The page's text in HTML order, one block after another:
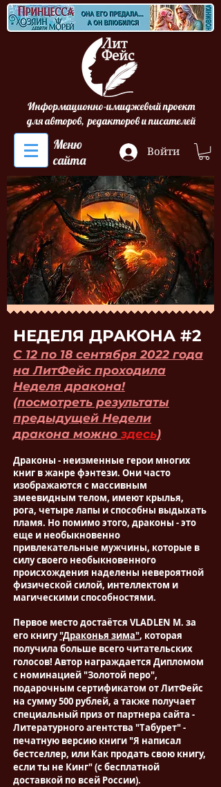
Информационно-имиджевый проект
для авторов, редакторов и писателей
Меню
сайта
Войти
НЕДЕЛЯ ДРАКОНА #2
С 12 по 18 сентября 2022 года
на ЛитФейс проходила
Неделя дракона!
(посмотреть результаты
предыдущей Недели
дракона можно здесь)
Драконы - неизменные герои многих
книг в жанре фэнтези. Они часто
изображаются с массивным
змеевидным телом, имеют крылья,
рога, четыре лапы и способны выдыхать
пламя. Но помимо этого, драконы - это
еще и необыкновенно
привлекательные мужчины, которые в
силу своего необыкновенного
происхождения наделены невероятной
физической силой, интеллектом и
магическими способностями.
Первое место достаётся VLADLEN M. за
его книгу"Драконья зима", которая
получила больше всего читательских
голосов! Автор награждается Дипломом
с номинацией "Золотой перо",
подарочным сертификатом от ЛитФейс
на сумму 500 рублей, а также получает
специальный приз от партнера сайта -
Литературного агентства "Табурет" -
печатную версию книги "Я написал
бестселлер, или Как продать свою книгу,
если ты не Кинг" (с бесплатной
доставкой по всей России).